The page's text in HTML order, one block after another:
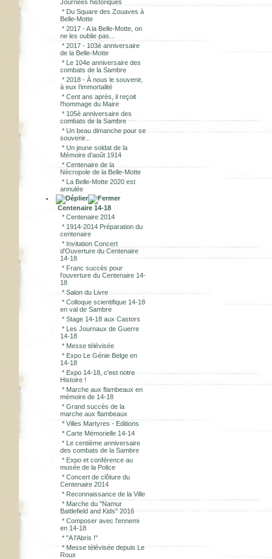
Journées historiques
* Du Square des Zouaves à
Belle-Motte
* 2017 - A la Belle-Motte, on
ne les oublie pas...
* 2017 - 103è anniversaire
de la Belle-Motte
* Le 104e anniversaire des
combats de la Sambre
* 2018 - À nous le souvenir,
à eux l’immortalité
* Cent ans après, il reçoit
l'hommage du Maire
* 105è anniversaire des
combats de la Sambre
* Un beau dimanche pour se
souvenir...
* Un jeune soldat de la
Mémoire d’août 1914
* Centenaire de la
Nécropole de la Belle-Motte
* La Belle-Motte 2020 est
annulée
Centenaire 14-18
* Centenaire 2014
* 1914-2014 Préparation du
centenaire
* Invitation Concert
d'Ouverture du Centenaire
14-18
* Franc succès pour
l'ouverture du Centenaire 14-
18
* Salon du Livre
* Colloque scientifique 14-18
en val de Sambre
* Stage 14-18 aux Castors
* Les Journaux de Guerre
14-18
* Messe télévisée
* Expo Le Génie Belge en
14-18
* Expo 14-18, c'est notre
Histoire !
* Marche aux flambeaux en
mémoire de 14-18
* Grand succès de la
marche aux flambeaux
* Villes Martyres - Editions
* Carte Mémorielle 14-14
* Le centième anniversaire
des combats de la Sambre
* Expo et conférence au
musée de la Police
* Concert de clôture du
Centenaire 2014
* Reconnaissance de la Ville
* Marche du "Namur
Battlefield and Kids" 2016
* Composer avec l'ennemi
en 14-18
* "A l'Abris !"
* Messe télévisée depuis Le
Roux